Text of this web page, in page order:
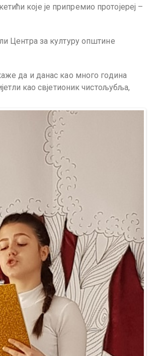
које је припремио протојереј –
Центра за културу општине
да и данас као много година
као свјетионик чистољубља,